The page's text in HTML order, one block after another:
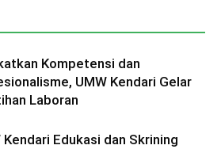
Kompetensi dan
UMW Kendari Gelar
Laboran
Kendari Edukasi dan Skrining